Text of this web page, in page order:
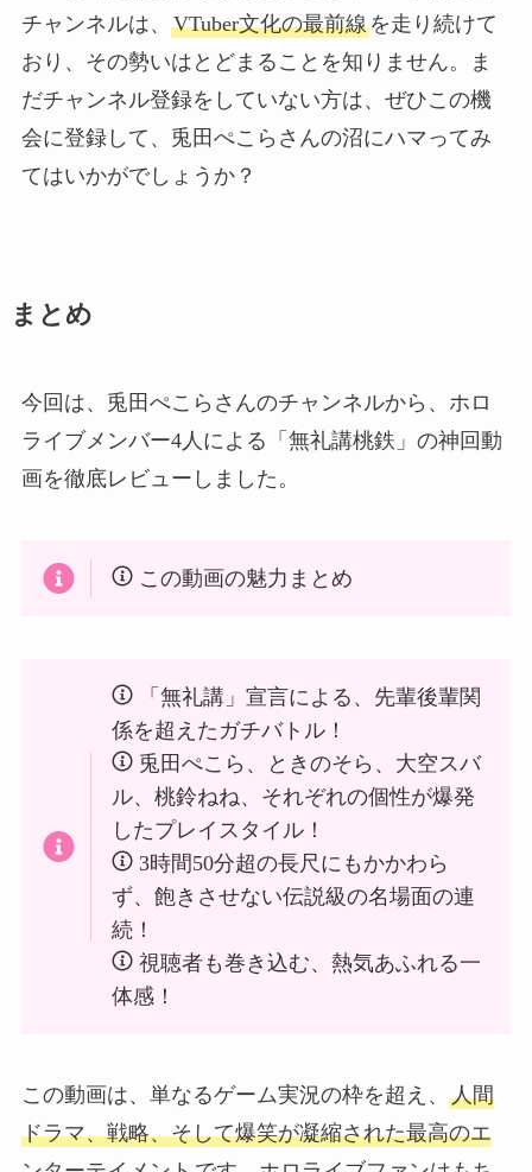
チャンネルは、 VTuber文化の最前線を走り続けて
おり、その勢いはとどまることを知りません。ま
だチャンネル登録をしていない方は、ぜひこの機
会に登録して、兎田ぺこらさんの沼にハマってみ
てはいかがでしょうか？
まとめ
今回は、兎田ぺこらさんのチャンネルから、ホロ
ライブメンバー4人による「無礼講桃鉄」の神回動
画を徹底レビューしました。
この動画の魅力まとめ
「無礼講」宣言による、先輩後輩関
係を超えたガチバトル！
兎田ぺこら、ときのそら、大空スバ
ル、桃鈴ねね、それぞれの個性が爆発
したプレイスタイル！
3時間50分超の長尺にもかかわら
ず、飽きさせない伝説級の名場面の連
続！
視聴者も巻き込む、熱気あふれる一
体感！
この動画は、単なるゲーム実況の枠を超え、 人間
ドラマ、戦略、そして爆笑が凝縮された最高のエ